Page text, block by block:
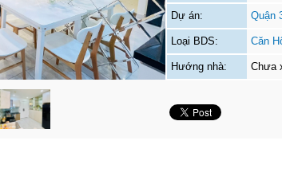
Dự án: Quận
Loại BDS: Căn
Hướng nhà: Chưa